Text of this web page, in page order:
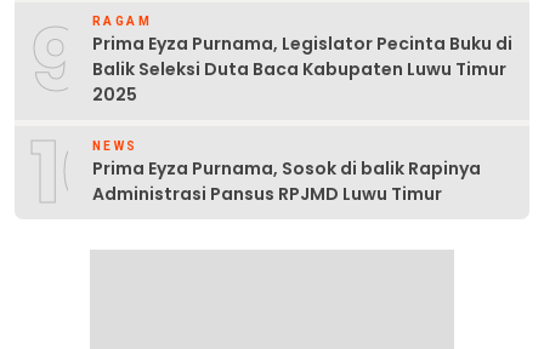
9 RAGAM
Prima Eyza Purnama, Legislator Pecinta Buku di
Balik Seleksi Duta Baca Kabupaten Luwu Timur
2025
10NEWS
Prima Eyza Purnama, Sosok di balik Rapinya
Administrasi Pansus RPJMD Luwu Timur